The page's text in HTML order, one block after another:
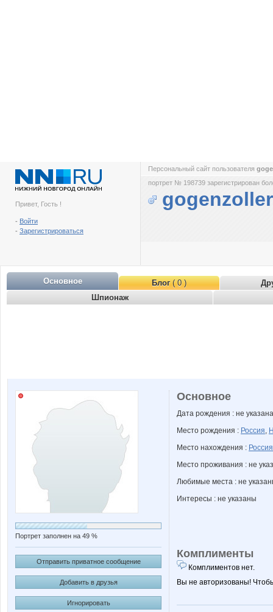
Привет, Гость !
- Войти
- Зарегистрироваться
Персональный сайт пользователя
портрет № 198739 зарегистрирован
gogenzoller
Основное Блог( 0 )
Шпионаж
Портрет заполнен на 49 %
Отправить приватное сообщение
Добавить в друзья
Игнорировать
Основное
Дата рождения : не указана
Место рождения : Россия,
Место нахождения : Россия
Место проживания : не
Любимые места : не
Интересы : не указаны
Комплименты
Комплиментов нет.
Вы не авторизованы!